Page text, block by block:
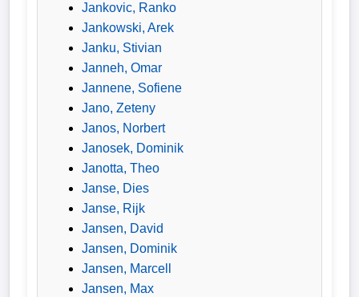
Jankovic, Ranko
Jankowski, Arek
Janku, Stivian
Janneh, Omar
Jannene, Sofiene
Jano, Zeteny
Janos, Norbert
Janosek, Dominik
Janotta, Theo
Janse, Dies
Janse, Rijk
Jansen, David
Jansen, Dominik
Jansen, Marcell
Jansen, Max